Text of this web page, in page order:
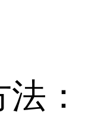
：